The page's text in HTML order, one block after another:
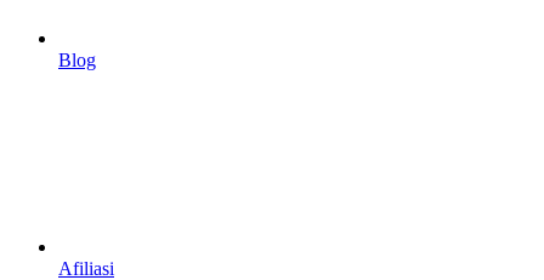
Blog
Afiliasi